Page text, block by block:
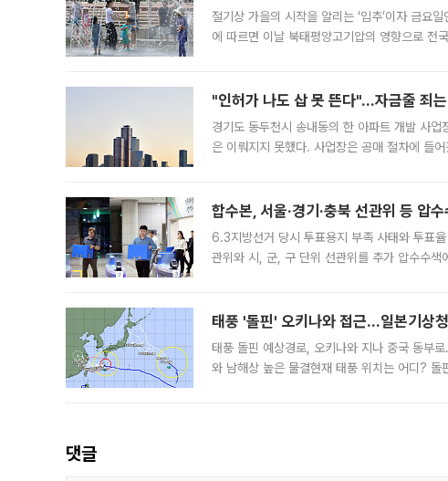
절기상 가을의 시작을 알리는 ‘입추’이자 금요
에 따르면 이날 북태평양고기압의 영향으로
"인허가 나도 삽 못 뜬다"…자금줄 죄
경기도 동두천시 송내동의 한 아파트 개발 사
은 이뤄지지 못했다. 사업장은 공매 절차에 들
합수본, 서울·경기·충북 선관위 등 압
6.3지방선거 당시 투표용지 부족 사태와 투표
관위와 시, 군, 구 단위 선관위를 추가 압수수
태풍 '돌핀' 오키나와 접근…일본기상
태풍 돌핀 예상경로, 오키나와 지나 중국 동부
와 남해상 높은 물결현재 태풍 위치는 어디? 돌
댓글